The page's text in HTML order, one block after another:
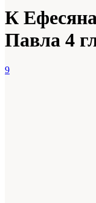
К
Павла 4
9